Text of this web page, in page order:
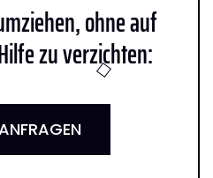
ohne auf
zu verzichten: